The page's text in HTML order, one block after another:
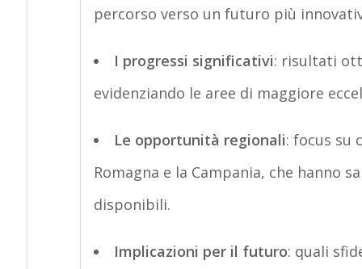
percorso verso un futuro più
I progressi significativi: risultati
evidenziando le aree di maggiore
Le opportunità regionali: focus su
Romagna e la Campania, che hanno
disponibili.
Implicazioni per il futuro: quali